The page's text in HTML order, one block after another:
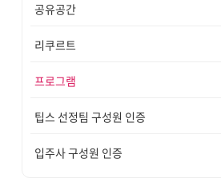
공유공간
리쿠르트
프로그램
팁스 선정팀 구성원 인증
입주사 구성원 인증